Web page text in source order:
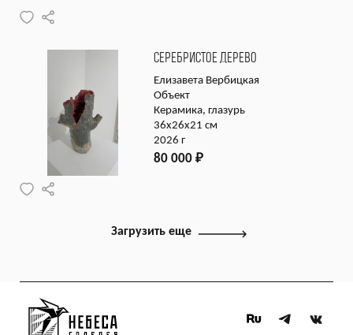
СЕРЕБРИСТОЕ ДЕРЕВО
Елизавета Вербицкая
Объект
Керамика, глазурь
36х26х21 см
2026 г
80 000 ₽
Загрузить еще